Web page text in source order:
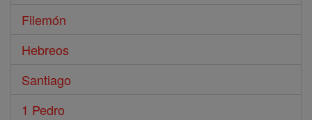
Filemón
Hebreos
Santiago
1 Pedro